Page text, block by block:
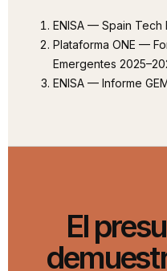
ENISA — Spain Tech
Plataforma ONE —
Emergentes
ENISA — Informe
El